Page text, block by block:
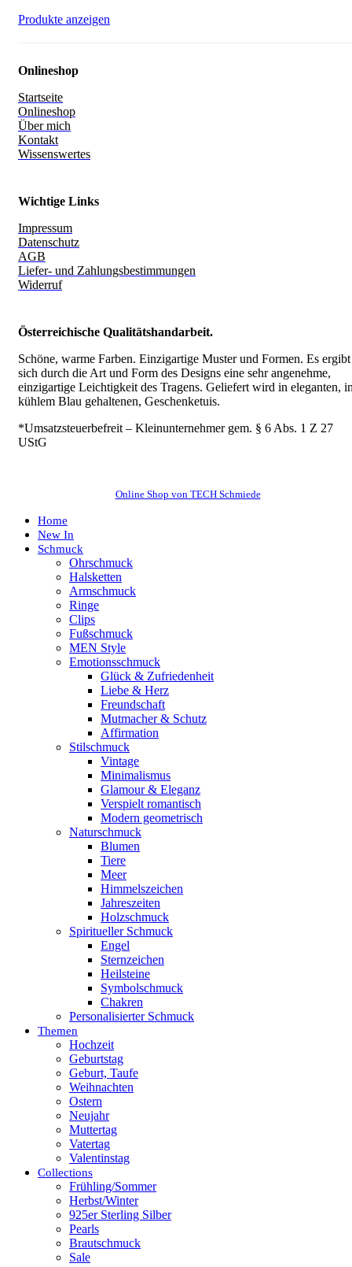
Produkte anzeigen
Onlineshop
Startseite
Onlineshop
Über mich
Kontakt
Wissenswertes
Wichtige Links
Impressum
Datenschutz
AGB
Liefer- und Zahlungsbestimmungen
Widerruf
Österreichische Qualitätshandarbeit.
Schöne, warme Farben. Einzigartige Muster und Formen. Es ergibt
sich durch die Art und Form des Designs eine sehr angenehme,
einzigartige Leichtigkeit des Tragens. Geliefert wird in eleganten,
kühlem Blau gehaltenen, Geschenketuis.
*Umsatzsteuerbefreit – Kleinunternehmer gem. § 6 Abs. 1 Z 27
UStG
Online Shop von TECH Schmiede
Home
New In
Schmuck
Ohrschmuck
Halsketten
Armschmuck
Ringe
Clips
Fußschmuck
MEN Style
Emotionsschmuck
Glück & Zufriedenheit
Liebe & Herz
Freundschaft
Mutmacher & Schutz
Affirmation
Stilschmuck
Vintage
Minimalismus
Glamour & Eleganz
Verspielt romantisch
Modern geometrisch
Naturschmuck
Blumen
Tiere
Meer
Himmelszeichen
Jahreszeiten
Holzschmuck
Spiritueller Schmuck
Engel
Sternzeichen
Heilsteine
Symbolschmuck
Chakren
Personalisierter Schmuck
Themen
Hochzeit
Geburtstag
Geburt, Taufe
Weihnachten
Ostern
Neujahr
Muttertag
Vatertag
Valentinstag
Collections
Frühling/Sommer
Herbst/Winter
925er Sterling Silber
Pearls
Brautschmuck
Sale